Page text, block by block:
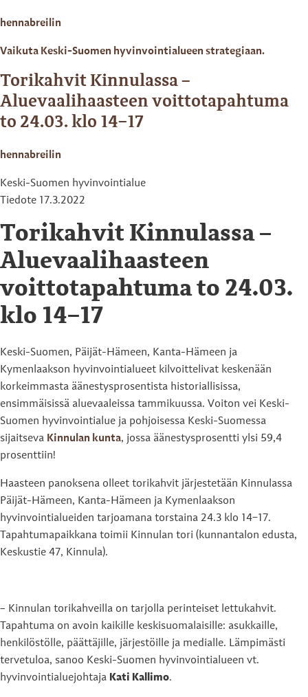
hennabreilin
Vaikuta Keski-Suomen hyvinvointialueen strategiaan.
Torikahvit Kinnulassa –
Aluevaalihaasteen voittotapahtuma
to 24.03. klo 14−17
hennabreilin
Keski-Suomen hyvinvointialue
Tiedote 17.3.2022
Torikahvit Kinnulassa –
Aluevaalihaasteen
voittotapahtuma to 24.03.
klo 14−17
Keski-Suomen, Päijät-Hämeen, Kanta-Hämeen ja
Kymenlaakson hyvinvointialueet kilvoittelivat keskenään
korkeimmasta äänestysprosentista historiallisissa,
ensimmäisissä aluevaaleissa tammikuussa. Voiton vei Keski-
Suomen hyvinvointialue ja pohjoisessa Keski-Suomessa
sijaitseva Kinnulan kunta, jossa äänestysprosentti ylsi 59,4
prosenttiin!
Haasteen panoksena olleet torikahvit järjestetään Kinnulassa
Päijät-Hämeen, Kanta-Hämeen ja Kymenlaakson
hyvinvointialueiden tarjoamana torstaina 24.3 klo 14−17.
Tapahtumapaikkana toimii Kinnulan tori (kunnantalon edusta,
Keskustie 47, Kinnula).
– Kinnulan torikahveilla on tarjolla perinteiset lettukahvit.
Tapahtuma on avoin kaikille keskisuomalaisille: asukkaille,
henkilöstölle, päättäjille, järjestöille ja medialle. Lämpimästi
tervetuloa, sanoo Keski-Suomen hyvinvointialueen vt.
hyvinvointialuejohtaja Kati Kallimo.